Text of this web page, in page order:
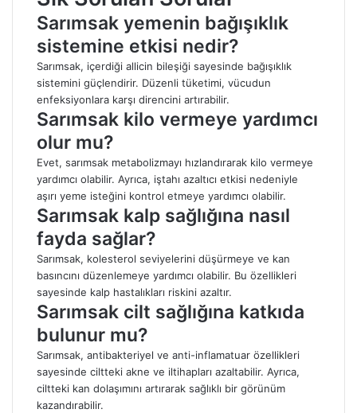
Sarımsak yemenin bağışıklık
sistemine etkisi nedir?
Sarımsak, içerdiği allicin bileşiği sayesinde bağışıklık
sistemini güçlendirir. Düzenli tüketimi, vücudun
enfeksiyonlara karşı direncini artırabilir.
Sarımsak kilo vermeye yardımcı
olur mu?
Evet, sarımsak metabolizmayı hızlandırarak kilo vermeye
yardımcı olabilir. Ayrıca, iştahı azaltıcı etkisi nedeniyle
aşırı yeme isteğini kontrol etmeye yardımcı olabilir.
Sarımsak kalp sağlığına nasıl
fayda sağlar?
Sarımsak, kolesterol seviyelerini düşürmeye ve kan
basıncını düzenlemeye yardımcı olabilir. Bu özellikleri
sayesinde kalp hastalıkları riskini azaltır.
Sarımsak cilt sağlığına katkıda
bulunur mu?
Sarımsak, antibakteriyel ve anti-inflamatuar özellikleri
sayesinde ciltteki akne ve iltihapları azaltabilir. Ayrıca,
ciltteki kan dolaşımını artırarak sağlıklı bir görünüm
kazandırabilir.